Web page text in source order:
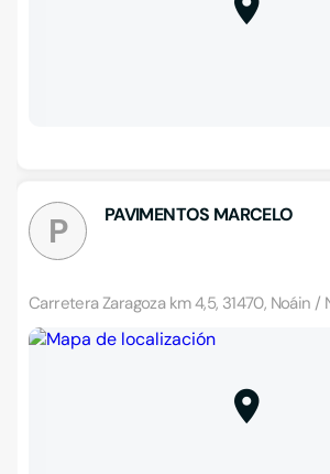
P PAVIMENTOS MARCELO
Carretera Zaragoza km 4,5, 31470, Noáin /